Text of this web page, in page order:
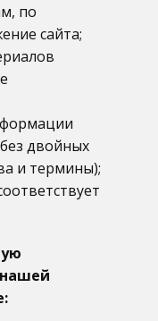
по
сайта;
двойных
и термины);